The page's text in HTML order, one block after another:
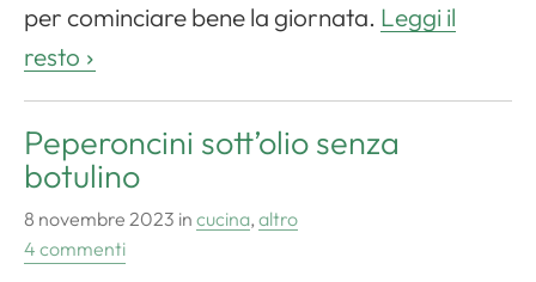
per cominciare bene la giornata. Leggi il
resto
Peperoncini sott’olio senza
botulino
8 novembre 2023 in cucina, altro
4 commenti